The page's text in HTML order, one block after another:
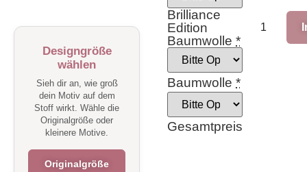
Designgröße
wählen
Sieh dir an, wie groß
dein Motiv auf dem
Stoff wirkt. Wähle die
Originalgröße oder
kleinere Motive.
Originalgröße
Brilliance
Edition
Baumwolle *
Baumwolle *
Gesamtpreis